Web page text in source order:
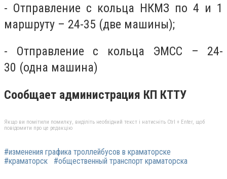
- Отправление с кольца НКМЗ по 4 и 1
маршруту – 24-35 (две машины);
- Отправление с кольца ЭМСС – 24-
30 (одна машина)
Сообщает администрация КП КТТУ
Якщо ви помітили помилку, виділіть необхідний текст і натисніть Ctrl + Enter, щоб
повідомити про це редакцію
#изменения графика троллейбусов в краматорске
#краматорск
#общественный транспорт краматорска